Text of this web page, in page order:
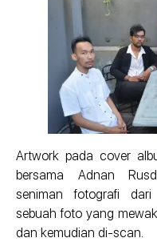
Artwork pada cover
bersama Adnan
seniman fotografi
sebuah foto yang
dan kemudian di-scan.